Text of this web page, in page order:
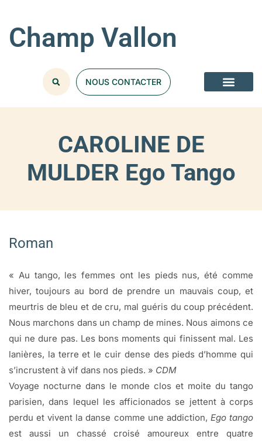
Champ Vallon
NOUS CONTACTER
CAROLINE DE
MULDER Ego Tango
Roman
« Au tango, les femmes ont les pieds nus, été comme
hiver, toujours au bord de prendre un mauvais coup, et
meurtris de bleu et de cru, mal guéris du coup précédent.
Nous marchons dans un champ de mines. Nous aimons ce
qui ne dure pas. Les bons moments qui finissent mal. Les
lanières, la terre et le cuir dense des pieds d’homme qui
s’incrustent à vif dans nos pieds. » CDM
Voyage nocturne dans le monde clos et moite du tango
parisien, dans lequel les afficionados se jettent à corps
perdu et vivent la danse comme une addiction, Ego tango
est aussi un chassé croisé amoureux entre quatre